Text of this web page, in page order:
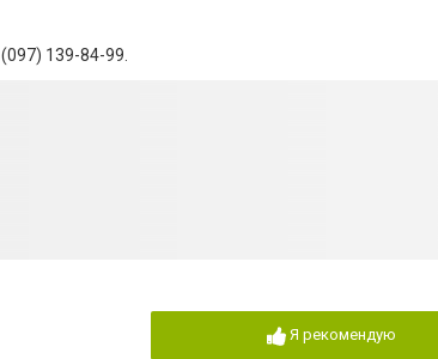
(097) 139-84-99
Я рекомендую